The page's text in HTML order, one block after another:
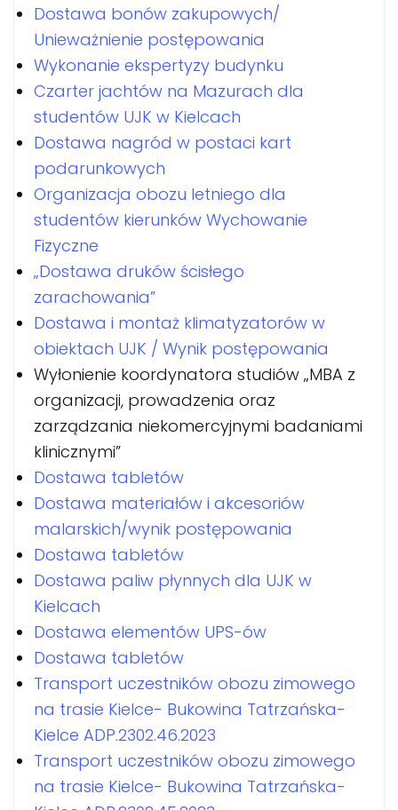
Dostawa bonów zakupowych/
Unieważnienie postępowania
Wykonanie ekspertyzy budynku
Czarter jachtów na Mazurach dla
studentów UJK w Kielcach
Dostawa nagród w postaci kart
podarunkowych
Organizacja obozu letniego dla
studentów kierunków Wychowanie
Fizyczne
„Dostawa druków ścisłego
zarachowania”
Dostawa i montaż klimatyzatorów w
obiektach UJK / Wynik postępowania
Wyłonienie koordynatora studiów „MBA z
organizacji, prowadzenia oraz
zarządzania niekomercyjnymi badaniami
klinicznymi”
Dostawa tabletów
Dostawa materiałów i akcesoriów
malarskich/wynik postępowania
Dostawa tabletów
Dostawa paliw płynnych dla UJK w
Kielcach
Dostawa elementów UPS-ów
Dostawa tabletów
Transport uczestników obozu zimowego
na trasie Kielce- Bukowina Tatrzańska-
Kielce ADP.2302.46.2023
Transport uczestników obozu zimowego
na trasie Kielce- Bukowina Tatrzańska-